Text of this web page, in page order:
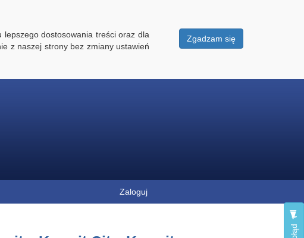
Zgadzam się
dostosowania treści oraz dla
z naszej strony bez zmiany ustawień
Zaloguj